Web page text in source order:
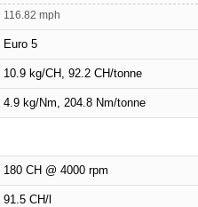
116.82 mph
Euro 5
10.9 kg/CH, 92.2 CH/tonne
4.9 kg/Nm, 204.8 Nm/tonne
180 CH @ 4000 rpm
91.5 CH/l